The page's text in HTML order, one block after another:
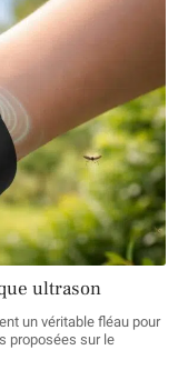
ultrason
un véritable fléau pour
proposées sur le